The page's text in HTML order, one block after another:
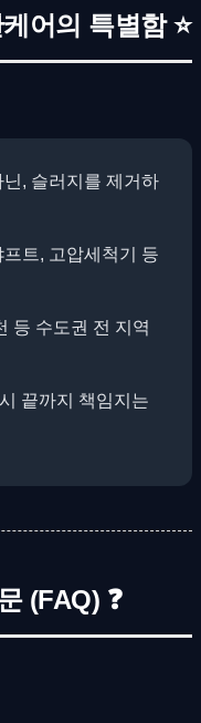
어의 특별함 ⭐
, 슬러지를 제거하
트, 고압세척기 등
등 수도권 전 지역
끝까지 책임지는
(FAQ) ❓